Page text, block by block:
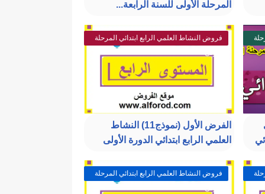
المرحلة الأولى للسنة الرابعة...
فروض النشاط العلمي الرابع ابتدائي المرحلة
الأولى
الفرض الأول (نموذج11) النشاط
العلمي الرابع ابتدائي الدورة الأولى
فروض النشاط العلمي الرابع ابتدائي المرحلة
الأولى